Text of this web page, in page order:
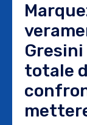
totale